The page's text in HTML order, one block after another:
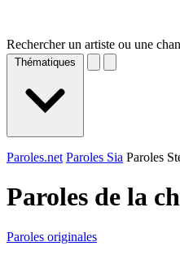
Rechercher un artiste ou une
Thématiques
Paroles.net Paroles Sia Paroles
Paroles de la
Paroles originales